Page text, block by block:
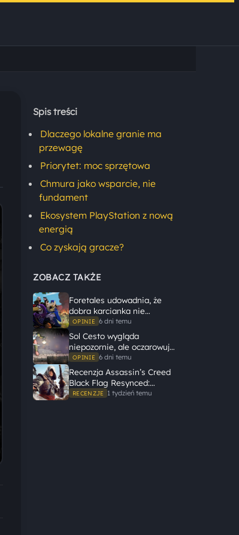
Spis treści
Dlaczego lokalne granie ma
przewagę
Priorytet: moc sprzętowa
Chmura jako wsparcie, nie
fundament
Ekosystem PlayStation z nową
energią
Co zyskają gracze?
ZOBACZ TAKŻE
Foretales udowadnia, że
dobra karcianka nie
potrzebuje wielkiego
świata, żeby opowiedzieć
dużą historię
OPINIE 6 dni temu
Sol Cesto wygląda
niepozornie, ale oczarowuje
gameplayem
OPINIE 6 dni temu
Recenzja Assassin’s Creed
Black Flag Resynced:
Ubisoft tego nie zepsuł
RECENZJE 1 tydzień temu